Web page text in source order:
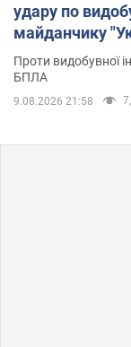
удару по
майданчику
Проти видобувної
БПЛА
9.08.2026 21:58